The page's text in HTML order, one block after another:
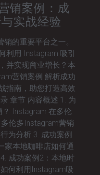
销案例：成
实战经验
的重要平台之一。
利用 Instagram 吸引
并实现商业增长？本
营销案例 解析成功
指南，助您打造高效
章节 内容概述 1. 为
Instagram 在多伦
伦多Instagram营销
为分析 3. 成功案例
家本地咖啡店如何通
成功案例2：本地时
何利用Instagram吸